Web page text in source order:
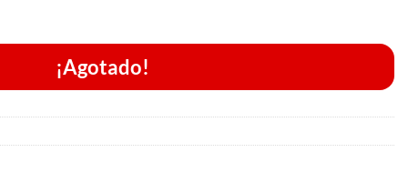
¡Agotado!